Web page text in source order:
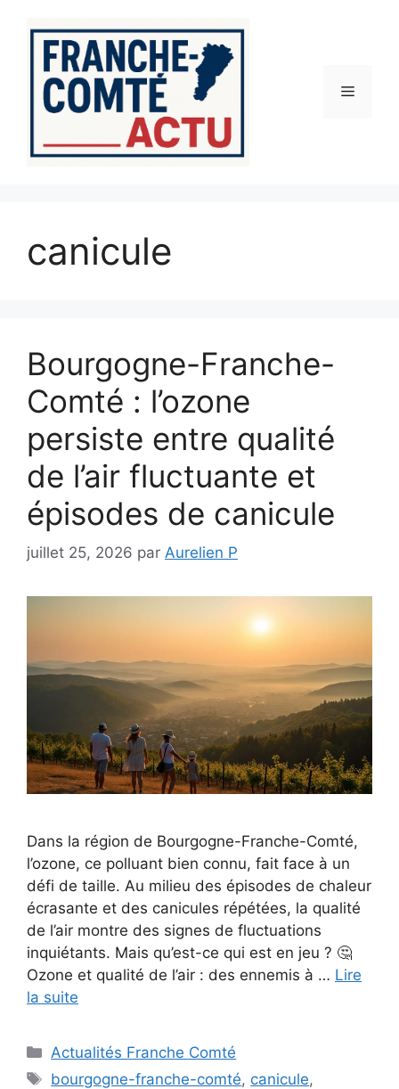
contenu
Menu
canicule
Bourgogne-Franche-
Comté : l’ozone
persiste entre qualité
de l’air fluctuante et
épisodes de canicule
juillet 25, 2026 par Aurelien P
Dans la région de Bourgogne-Franche-Comté,
l’ozone, ce polluant bien connu, fait face à un
défi de taille. Au milieu des épisodes de chaleur
écrasante et des canicules répétées, la qualité
de l’air montre des signes de fluctuations
inquiétants. Mais qu’est-ce qui est en jeu ? 🤔
Ozone et qualité de l’air : des ennemis à … Lire
la suite
Catégories
Actualités Franche Comté
Étiquettes
bourgogne-franche-comté, canicule,